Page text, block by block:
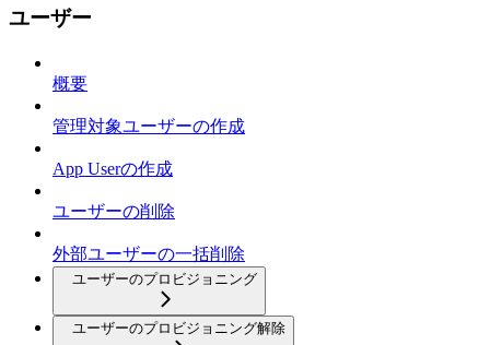
ユーザー
概要
管理対象ユーザーの作成
App Userの作成
ユーザーの削除
外部ユーザーの一括削除
ユーザーのプロビジョニング
ユーザーのプロビジョニング解除